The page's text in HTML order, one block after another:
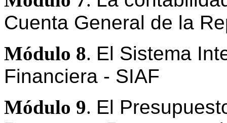
Cuenta General de la
Módulo 8. El Sistema
Financiera - SIAF
Módulo 9. El